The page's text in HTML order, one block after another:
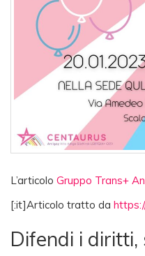
L’articolo Gruppo Trans+
[:it]Articolo tratto da
Difendi i diritti,